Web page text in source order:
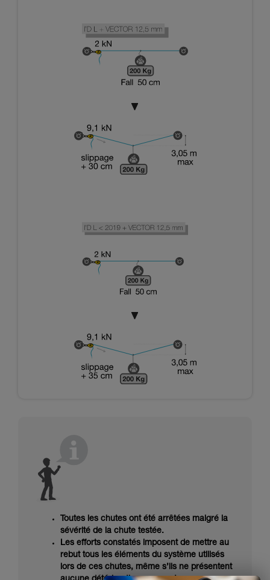
Toutes les chutes ont été arrêtées malgré la
sévérité de la chute testée.
Les efforts constatés imposent de mettre au
rebut tous les éléments du système utilisés
lors de ces chutes, même s’ils ne présentent